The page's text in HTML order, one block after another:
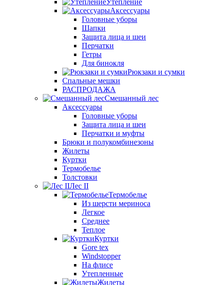
Утепление
Аксессуары
Головные уборы
Шапки
Защита лица и шеи
Перчатки
Гетры
Для бинокля
Рюкзаки и сумки
Спальные мешки
РАСПРОДАЖА
Смешанный лес
Аксессуары
Головные уборы
Защита лица и шеи
Перчатки и муфты
Брюки и полукомбинезоны
Жилеты
Куртки
Термобелье
Толстовки
Лес II
Термобелье
Из шерсти мериноса
Легкое
Среднее
Теплое
Куртки
Gore tex
Windstopper
На флисе
Утепленные
Жилеты